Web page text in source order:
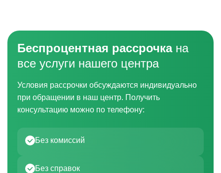
Беспроцентная рассрочкана
все услуги нашего центра
Условия рассрочки обсуждаются индивидуально
при обращении в наш центр. Получить
консультацию можно по телефону:
Без комиссий
Без справок